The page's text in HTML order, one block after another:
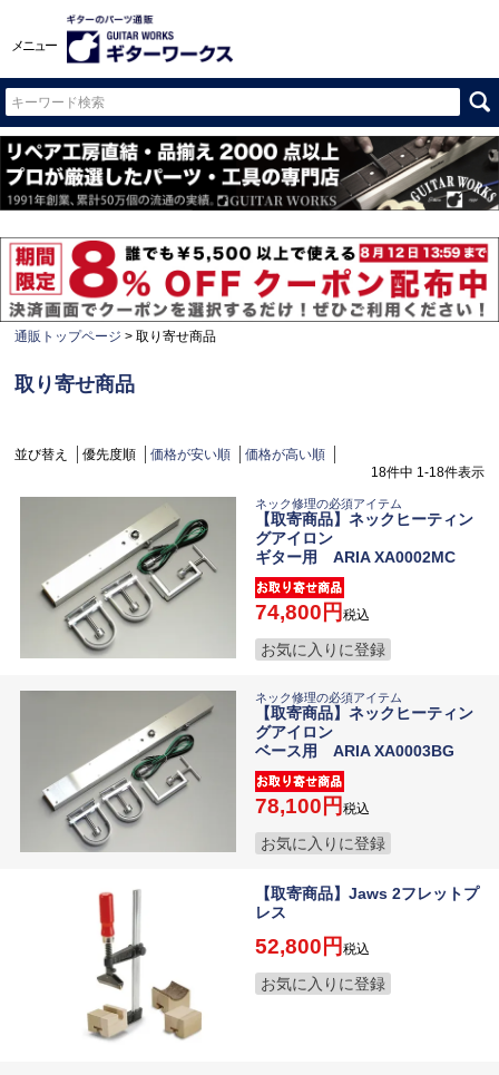
メニュー
通販トップページ 取り寄せ商品
取り寄せ商品
並び替え 優先度順 価格が安い順
価格が高い順
18件中 1-18件表示
ネック修理の必須アイテム
【取寄商品】ネックヒーティン
グアイロン
ギター用 ARIA XA0002MC
74,800 税込
お気に入りに登録
ネック修理の必須アイテム
【取寄商品】ネックヒーティン
グアイロン
ベース用 ARIA XA0003BG
78,100 税込
お気に入りに登録
【取寄商品】Jaws 2フレットプ
レス
52,800 税込
お気に入りに登録